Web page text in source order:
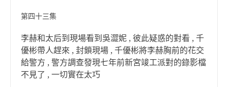
第四十三集
李赫和太后到現場看到吳澀妮 , 彼此疑惑的對看 , 千
優彬帶人趕來 , 封鎖現場 , 千優彬將李赫胸前的花交
給警方 , 警方調查發現七年前新宮竣工派對的錄影檔
不見了 , 一切實在太巧